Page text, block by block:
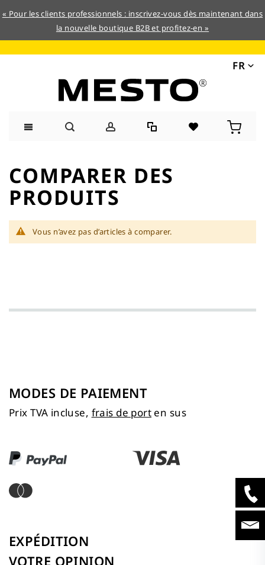
« Pour les clients professionnels : inscrivez-vous dès maintenant dans
la nouvelle boutique B2B et profitez-en »
FR
contenu
COMPARER DES
PRODUITS
Vous n’avez pas d’articles à comparer.
MODES DE PAIEMENT
Prix TVA incluse, frais de port en sus
EXPÉDITION
VOTRE OPINION